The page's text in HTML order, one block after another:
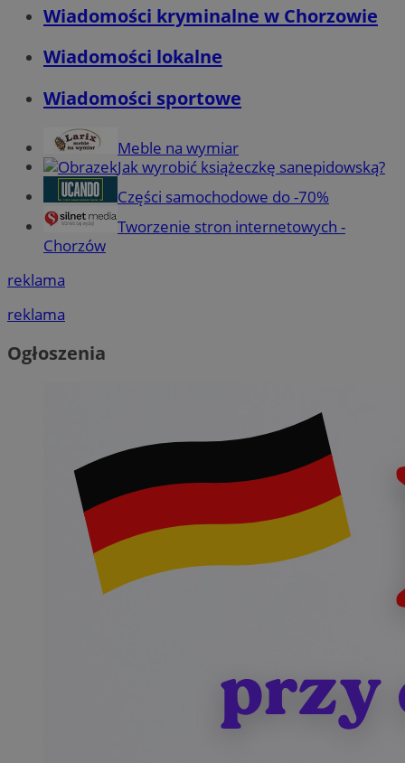
Wiadomości kryminalne w Chorzowie
Wiadomości lokalne
Wiadomości sportowe
Meble na wymiar
Jak wyrobić książeczkę sanepidowską?
Części samochodowe do -70%
Tworzenie stron internetowych -
Chorzów
reklama
reklama
Ogłoszenia